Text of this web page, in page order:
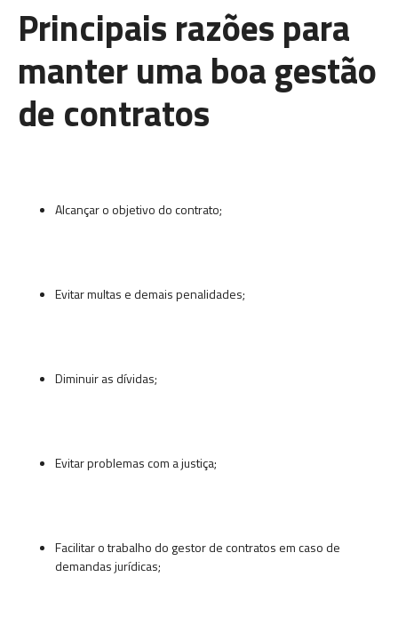
Principais razões para
manter uma boa gestão
de contratos
Alcançar o objetivo do contrato;
Evitar multas e demais penalidades;
Diminuir as dívidas;
Evitar problemas com a justiça;
Facilitar o trabalho do gestor de contratos em caso de
demandas jurídicas;